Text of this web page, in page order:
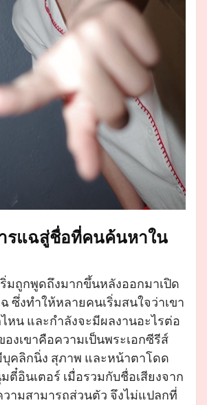
รแฉสู่ชื่อที่คนค้นหาใน
มถูกพูดถึงมากขึ้นหลังออกมาเปิด
ซึ่งทำให้หลายคนเริ่มสนใจว่าเขา
หน และกำลังจะมีผลงานอะไรต่อ
งเขาคือความเป็นพระเอกซีรีส์
คลิกนิ่ง สุภาพ และหน้าตาโดด
ตี๋อินเตอร์ เมื่อรวมกับชื่อเสียงจาก
ามสามารถส่วนตัว จึงไม่แปลกที่